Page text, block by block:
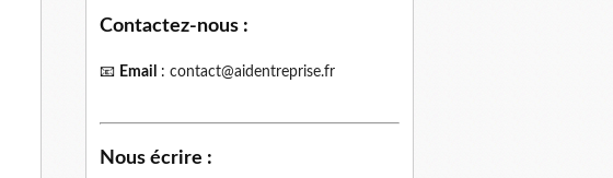
Contactez-nous :
📧 Email : contact@aidentreprise.fr
Nous écrire :